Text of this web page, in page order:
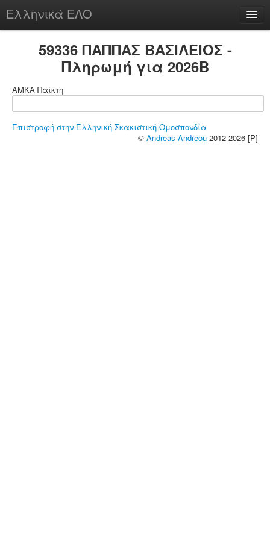
Ελληνικά ΕΛΟ
chesstu.be @ discord
59336 ΠΑΠΠΑΣ ΒΑΣΙΛΕΙΟΣ -
Πληρωμή για 2026B
ΑΜΚΑ Παίκτη
Επιστροφή στην Ελληνική Σκακιστική Ομοσπονδία
© Andreas Andreou 2012-2026 [P]